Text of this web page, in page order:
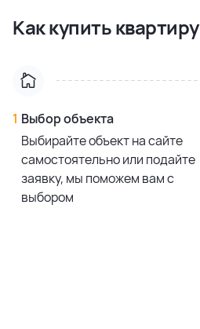
Как купить квартиру
1 Выбор объекта
Выбирайте объект на сайте
самостоятельно или подайте
заявку, мы поможем вам с
выбором